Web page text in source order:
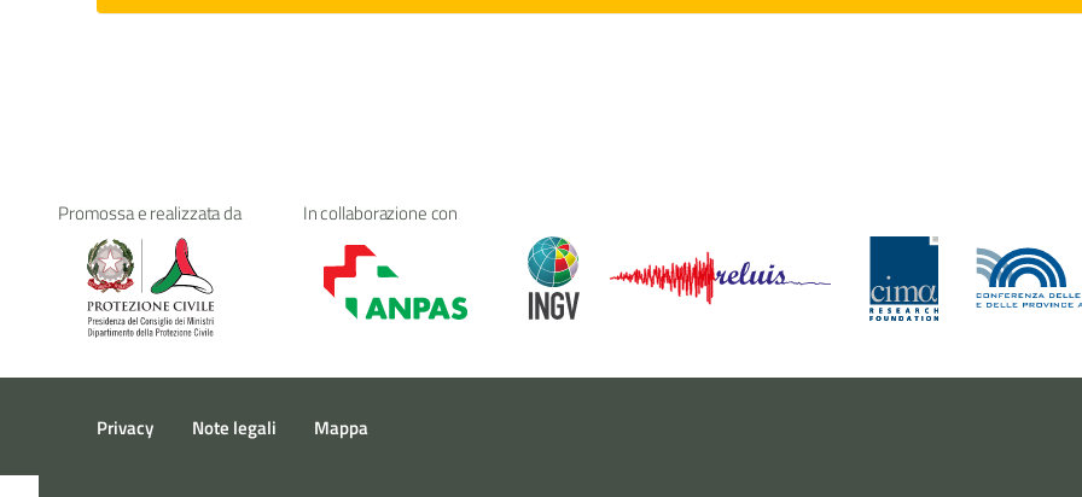
Promossa e realizzata da In collaborazione con
Privacy Note legali Mappa